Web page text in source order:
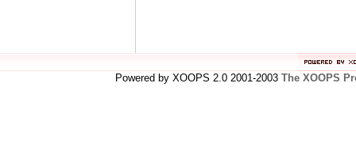
Powered by XOOPS 2.0 2001-2003 The XOOPS